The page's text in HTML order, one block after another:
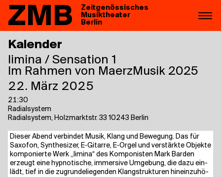
ZMB
Zeitgenössisches
Musiktheater
Berlin
Kalender
limi­na / Sen­sa­ti­on 1
Im Rahmen von MaerzMusik 2025
22. März 2025
21:30
Radialsystem
Radialsystem, Holzmarktstr. 33 10243 Berlin
Die­ser Abend ver­bin­det Musik, Klang und Bewe­gung. Das für
Saxo­fon, Syn­the­si­zer, E‑Gitarre, E‑Orgel und ver­stärk­te Objek­te
kom­po­nier­te Werk „limi­na“ des Kom­po­nis­ten Mark Bar­den
erzeugt eine hyp­no­ti­sche, immersi­ve Umge­bung, die dazu ein­
lädt, tief in die zugrun­de­lie­gen­den Klang­struk­tu­ren hin­ein­zu­hö­